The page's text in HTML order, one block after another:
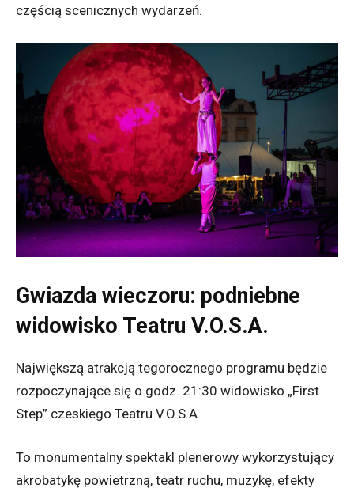
częścią scenicznych wydarzeń.
Gwiazda wieczoru: podniebne
widowisko Teatru V.O.S.A.
Największą atrakcją tegorocznego programu będzie
rozpoczynające się o godz. 21:30 widowisko „First
Step” czeskiego Teatru V.O.S.A.
To monumentalny spektakl plenerowy wykorzystujący
akrobatykę powietrzną, teatr ruchu, muzykę, efekty